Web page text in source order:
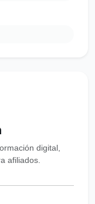
digital,
afiliados.